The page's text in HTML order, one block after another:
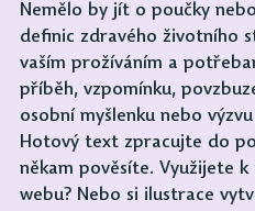
Nemělo by jít o poučky
definic zdravého životního
vaším prožíváním a
příběh, vzpomínku,
osobní myšlenku nebo
Hotový text zpracujte do
někam pověsíte. Využijete
webu? Nebo si ilustrace